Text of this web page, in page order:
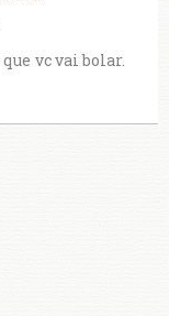
vc vai bolar.